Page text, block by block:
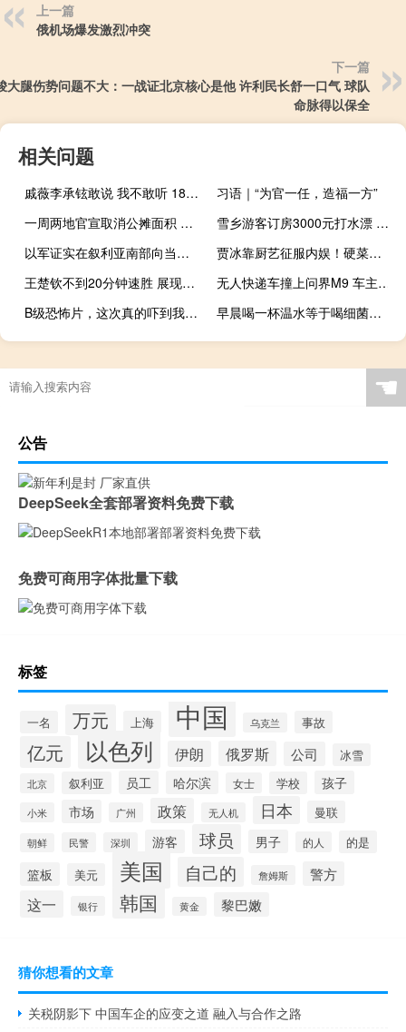
上一篇
俄机场爆发激烈冲突
下一篇
大腿伤势问题不大：一战证北京核心是他 许利民长舒一口气 球队
命脉得以保全
相关问题
戚薇李承铉敢说 我不敢听 18禁发言引热议
习语｜“为官一任，造福一方”
一周两地官宣取消公摊面积 购房新模式推进中
雪乡游客订房3000元打水漂 酒店被停业整顿
以军证实在叙利亚南部向当地抗议民众开枪
贾冰靠厨艺征服内娱！硬菜一做，众明星闭嘴，做饭还是做秀一目了然
王楚钦不到20分钟速胜 展现乒乓霸主风范
无人快递车撞上问界M9 车主质疑无人车安全
B级恐怖片，这次真的吓到我了！
早晨喝一杯温水等于喝细菌吗？ 科学解析喝水误区
☚
公告
DeepSeek全套部署资料免费下载
免费可商用字体批量下载
标签
一名 万元 上海 中国 乌克兰 事故
亿元 以色列 伊朗 俄罗斯 公司 冰雪
北京 叙利亚 员工 哈尔滨 女士 学校 孩子
小米 市场 广州 政策 无人机 日本 曼联
朝鲜 民警 深圳 游客 球员 男子 的人 的是
篮板 美元 美国 自己的 詹姆斯 警方
这一 银行 韩国 黄金 黎巴嫩
猜你想看的文章
关税阴影下 中国车企的应变之道 融入与合作之路